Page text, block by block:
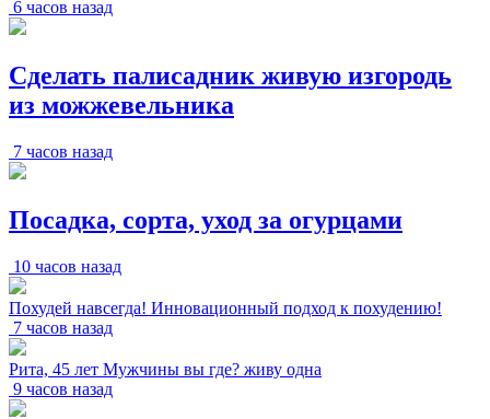
6 часов назад
Сделать палисадник живую изгородь
из можжевельника
7 часов назад
Посадка, сорта, уход за огурцами
10 часов назад
Похудей навсегда! Инновационный подход к похудению!
7 часов назад
Рита, 45 лет Мужчины вы где? живу одна
9 часов назад